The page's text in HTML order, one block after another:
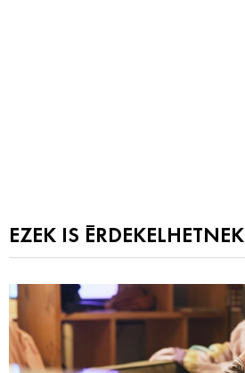
EZEK IS ÉRDEKELHETNEK